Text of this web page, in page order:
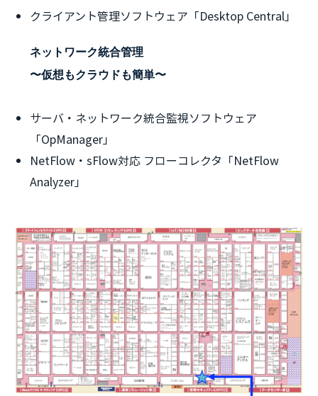
クライアント管理ソフトウェア「Desktop Central」
ネットワーク統合管理
〜仮想もクラウドも簡単〜
サーバ・ネットワーク統合監視ソフトウェア
「OpManager」
NetFlow・sFlow対応 フローコレクタ「NetFlow
Analyzer」